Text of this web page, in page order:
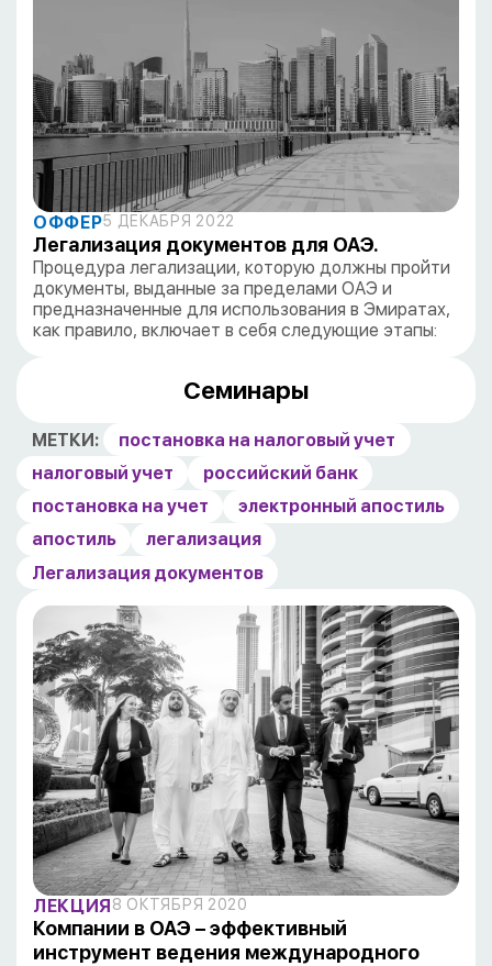
ОФФЕР5 ДЕКАБРЯ 2022
Легализация документов для ОАЭ.
Процедура легализации, которую должны пройти
документы, выданные за пределами ОАЭ и
предназначенные для использования в Эмиратах,
как правило, включает в себя следующие этапы:
Семинары
МЕТКИ:
постановка на налоговый учет
налоговый учет
российский банк
постановка на учет
электронный апостиль
апостиль
легализация
Легализация документов
ЛЕКЦИЯ8 ОКТЯБРЯ 2020
Компании в ОАЭ – эффективный
инструмент ведения международного